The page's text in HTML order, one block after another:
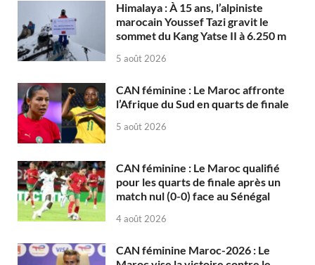
Himalaya : À 15 ans, l’alpiniste
marocain Youssef Tazi gravit le
sommet du Kang Yatse II à 6.250 m
5 août 2026
CAN féminine : Le Maroc affronte
l’Afrique du Sud en quarts de finale
5 août 2026
CAN féminine : Le Maroc qualifié
pour les quarts de finale après un
match nul (0-0) face au Sénégal
4 août 2026
CAN féminine Maroc-2026 : Le